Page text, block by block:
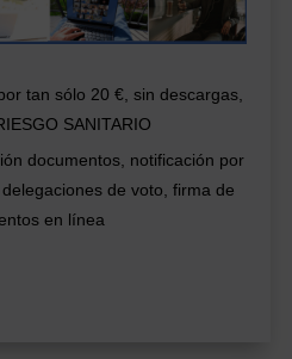
tan sólo 20 €, sin descargas,
SANITARIO
documentos, notificación por
de voto, firma de
en línea